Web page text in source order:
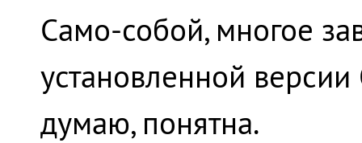
Само-собой, многое
установленной
думаю, понятна.